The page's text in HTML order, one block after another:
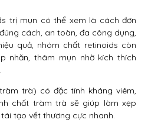
trị mụn có thể xem là cách đơn
cách, an toàn, đa công dụng,
quả, nhóm chất retinoids còn
nhăn, thâm mụn nhờ kích thích
trà) có đặc tính kháng viêm,
chất tràm trà sẽ giúp làm xẹp
tạo vết thương cực nhanh.